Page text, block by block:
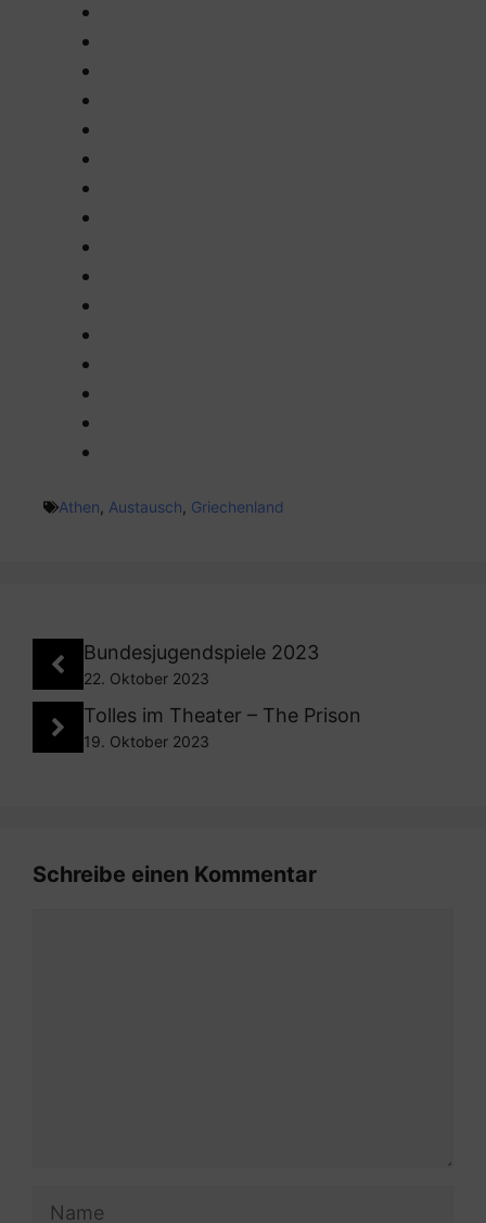
Athen Austausch Griechenland
Bundesjugendspiele 2023
22. Oktober 2023
Tolles im Theater – The Prison
19. Oktober 2023
Schreibe einen Kommentar